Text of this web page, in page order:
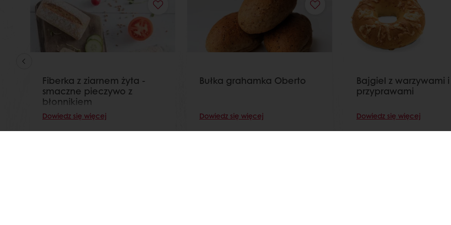
Fiberka z ziarnem żyta -
smaczne pieczywo z
błonnikiem
Dowiedz się więcej
Bułka grahamka Oberto
Dowiedz się więcej
Bajgiel z warzywami i
przyprawami
Dowiedz się więcej